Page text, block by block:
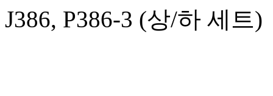
J386, P386-3 (상/하 세트)